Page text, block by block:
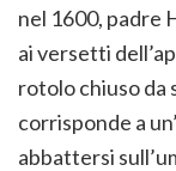
nel 1600, padre
ai versetti
rotolo chiuso da
corrisponde a
abbattersi